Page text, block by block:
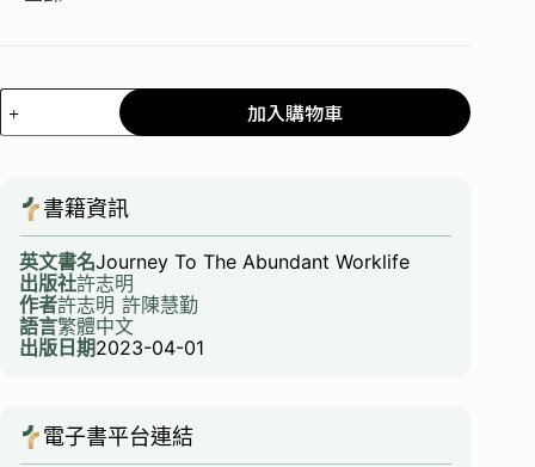
加入購物車
書籍資訊
英文書名Journey To The Abundant Worklife
出版社許志明
作者許志明 許陳慧勤
語言繁體中文
出版日期2023-04-01
電子書平台連結